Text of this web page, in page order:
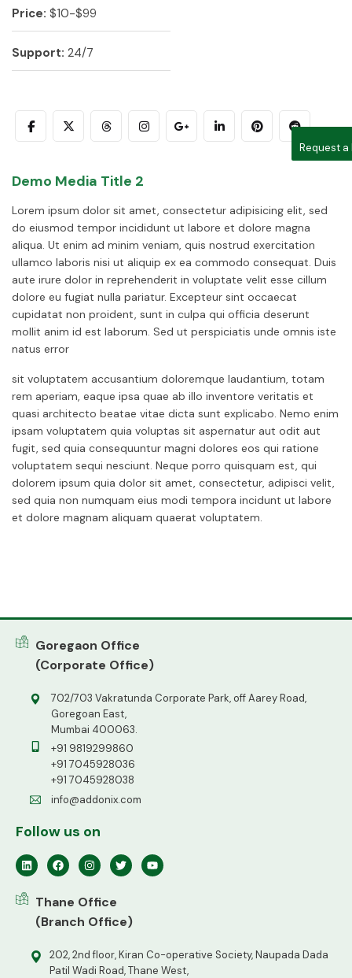
Price: $10-$99
Support: 24/7
Demo Media Title 2
Lorem ipsum dolor sit amet, consectetur adipisicing elit, sed
do eiusmod tempor incididunt ut labore et dolore magna
aliqua. Ut enim ad minim veniam, quis nostrud exercitation
ullamco laboris nisi ut aliquip ex ea commodo consequat. Duis
aute irure dolor in reprehenderit in voluptate velit esse cillum
dolore eu fugiat nulla pariatur. Excepteur sint occaecat
cupidatat non proident, sunt in culpa qui officia deserunt
mollit anim id est laborum. Sed ut perspiciatis unde omnis iste
natus error
sit voluptatem accusantium doloremque laudantium, totam
rem aperiam, eaque ipsa quae ab illo inventore veritatis et
quasi architecto beatae vitae dicta sunt explicabo. Nemo enim
ipsam voluptatem quia voluptas sit aspernatur aut odit aut
fugit, sed quia consequuntur magni dolores eos qui ratione
voluptatem sequi nesciunt. Neque porro quisquam est, qui
dolorem ipsum quia dolor sit amet, consectetur, adipisci velit,
sed quia non numquam eius modi tempora incidunt ut labore
et dolore magnam aliquam quaerat voluptatem.
Goregaon Office
(Corporate Office)
702/703 Vakratunda Corporate Park, off Aarey Road,
Goregoan East,
Mumbai 400063.
+91 9819299860
+91 7045928036
+91 7045928038
info@addonix.com
Follow us on
Thane Office
(Branch Office)
202, 2nd floor, Kiran Co-operative Society, Naupada Dada
Patil Wadi Road, Thane West,
Request a